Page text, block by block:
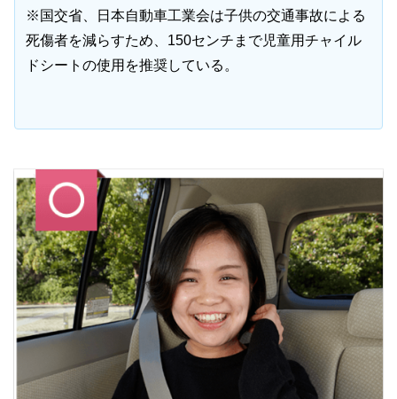
※国交省、日本自動車工業会は子供の交通事故による
死傷者を減らすため、150センチまで児童用チャイル
ドシートの使用を推奨している。